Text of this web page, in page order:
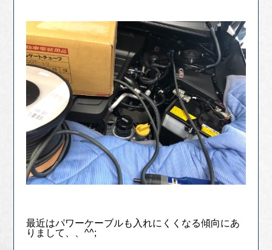
最近はパワーケーブルも入れにくくなる傾向にあ
りまして、、^^;